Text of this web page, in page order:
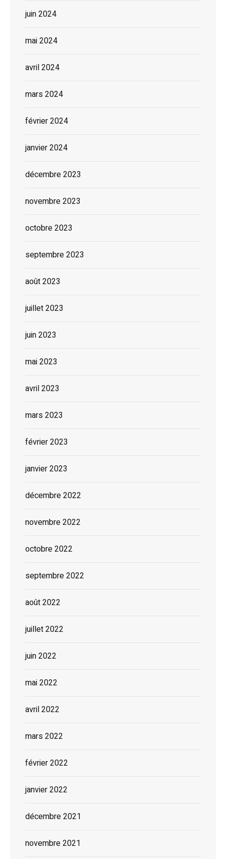
juin 2024
mai 2024
avril 2024
mars 2024
février 2024
janvier 2024
décembre 2023
novembre 2023
octobre 2023
septembre 2023
août 2023
juillet 2023
juin 2023
mai 2023
avril 2023
mars 2023
février 2023
janvier 2023
décembre 2022
novembre 2022
octobre 2022
septembre 2022
août 2022
juillet 2022
juin 2022
mai 2022
avril 2022
mars 2022
février 2022
janvier 2022
décembre 2021
novembre 2021